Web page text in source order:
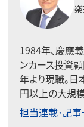
1984年、慶應
ンカース投資
年より現職。日
円以上の大規
担当連載･記事